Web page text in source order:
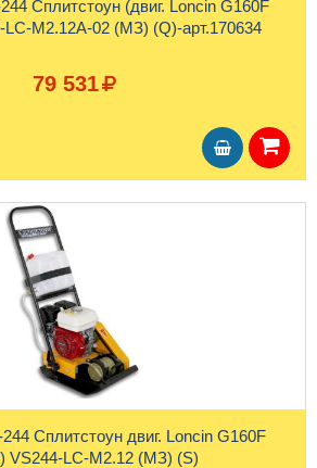
Сплитстоун (двиг. Loncin G160F
LC-M2.12А-02 (МЗ) (Q)-арт.170634
79 531
Сплитстоун двиг. Loncin G160F
VS244-LC-M2.12 (МЗ) (S)